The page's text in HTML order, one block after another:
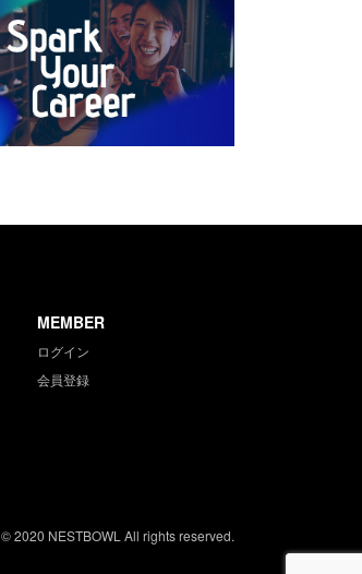
MEMBER
ログイン
会員登録
© 2020 NESTBOWL All rights reserved.